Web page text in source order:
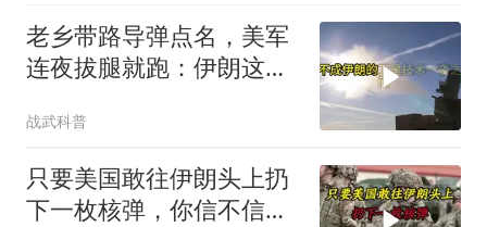
老乡带路导弹点名，美军
连夜拔腿就跑：伊朗这波
光
战武科普
只要美国敢往伊朗头上扔
下一枚核弹，你信不信，